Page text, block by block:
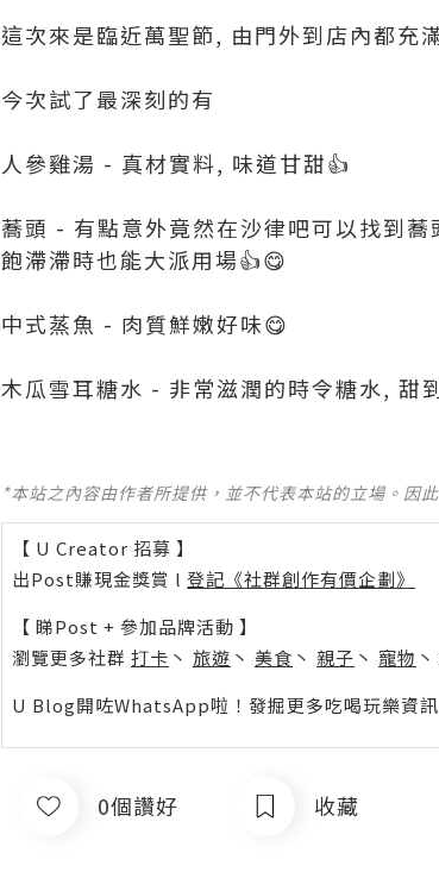
這次來是臨近萬聖節, 由門外到店內都充
今次試了最深刻的有
人參雞湯 - 真材實料, 味道甘甜👍
蕎頭 - 有點意外竟然在沙律吧可以找到
飽滯滯時也能大派用場👍😋
中式蒸魚 - 肉質鮮嫩好味😋
木瓜雪耳糖水 - 非常滋潤的時令糖水, 甜
*本站之內容由作者所提供，並不代表本站的立場。因
【 U Creator 招募 】
出Post賺現金獎賞 l 登記《社群創作有價企劃》
【 睇Post + 參加品牌活動 】
瀏覽更多社群 打卡 丶 旅遊 丶 美食 丶 親子 丶 寵物 丶
U Blog開咗WhatsApp啦！發掘更多吃喝玩樂資訊
0個讚好 收藏